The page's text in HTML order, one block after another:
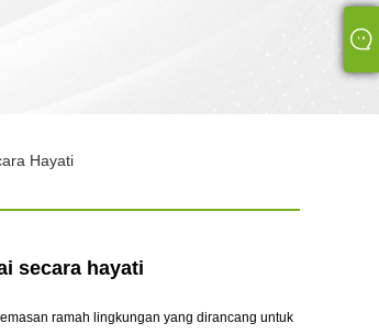
Hayati
secara hayati
ramah lingkungan yang dirancang untuk